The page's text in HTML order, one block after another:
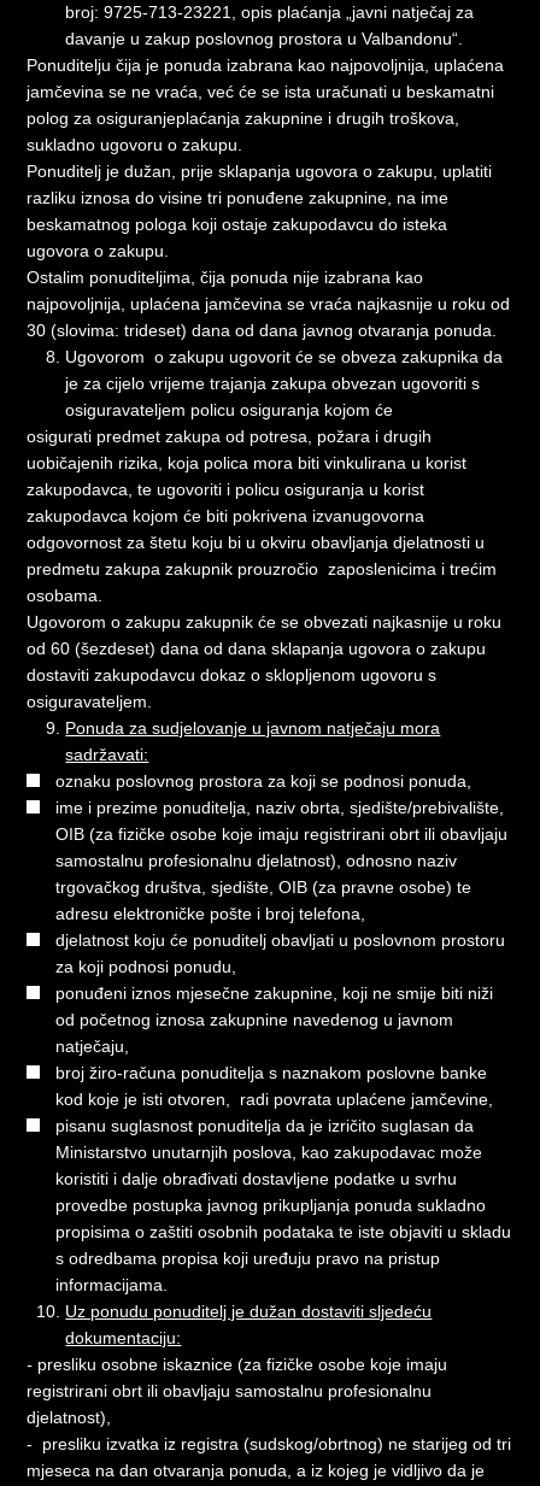
broj: 9725-713-23221, opis plaćanja „javni natječaj za
davanje u zakup poslovnog prostora u Valbandonu“.
Ponuditelju čija je ponuda izabrana kao najpovoljnija, uplaćena
jamčevina se ne vraća, već će se ista uračunati u beskamatni
polog za osiguranjeplaćanja zakupnine i drugih troškova,
sukladno ugovoru o zakupu.
Ponuditelj je dužan, prije sklapanja ugovora o zakupu, uplatiti
razliku iznosa do visine tri ponuđene zakupnine, na ime
beskamatnog pologa koji ostaje zakupodavcu do isteka
ugovora o zakupu.
Ostalim ponuditeljima, čija ponuda nije izabrana kao
najpovoljnija, uplaćena jamčevina se vraća najkasnije u roku od
30 (slovima: trideset) dana od dana javnog otvaranja ponuda.
Ugovorom o zakupu ugovorit će se obveza zakupnika da
je za cijelo vrijeme trajanja zakupa obvezan ugovoriti s
osiguravateljem policu osiguranja kojom će
osigurati predmet zakupa od potresa, požara i drugih
uobičajenih rizika, koja polica mora biti vinkulirana u korist
zakupodavca, te ugovoriti i policu osiguranja u korist
zakupodavca kojom će biti pokrivena izvanugovorna
odgovornost za štetu koju bi u okviru obavljanja djelatnosti u
predmetu zakupa zakupnik prouzročio zaposlenicima i trećim
osobama.
Ugovorom o zakupu zakupnik će se obvezati najkasnije u roku
od 60 (šezdeset) dana od dana sklapanja ugovora o zakupu
dostaviti zakupodavcu dokaz o sklopljenom ugovoru s
osiguravateljem.
Ponuda za sudjelovanje u javnom natječaju mora
sadržavati:
oznaku poslovnog prostora za koji se podnosi ponuda,
ime i prezime ponuditelja, naziv obrta, sjedište/prebivalište,
OIB (za fizičke osobe koje imaju registrirani obrt ili obavljaju
samostalnu profesionalnu djelatnost), odnosno naziv
trgovačkog društva, sjedište, OIB (za pravne osobe) te
adresu elektroničke pošte i broj telefona,
djelatnost koju će ponuditelj obavljati u poslovnom prostoru
za koji podnosi ponudu,
ponuđeni iznos mjesečne zakupnine, koji ne smije biti niži
od početnog iznosa zakupnine navedenog u javnom
natječaju,
broj žiro-računa ponuditelja s naznakom poslovne banke
kod koje je isti otvoren, radi povrata uplaćene jamčevine,
pisanu suglasnost ponuditelja da je izričito suglasan da
Ministarstvo unutarnjih poslova, kao zakupodavac može
koristiti i dalje obrađivati dostavljene podatke u svrhu
provedbe postupka javnog prikupljanja ponuda sukladno
propisima o zaštiti osobnih podataka te iste objaviti u skladu
s odredbama propisa koji uređuju pravo na pristup
informacijama.
Uz ponudu ponuditelj je dužan dostaviti sljedeću
dokumentaciju:
- presliku osobne iskaznice (za fizičke osobe koje imaju
registrirani obrt ili obavljaju samostalnu profesionalnu
djelatnost),
- presliku izvatka iz registra (sudskog/obrtnog) ne starijeg od tri
mjeseca na dan otvaranja ponuda, a iz kojeg je vidljivo da je